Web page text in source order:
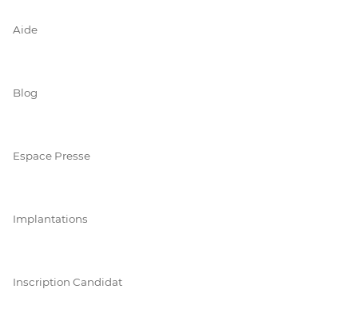
Aide
Blog
Espace Presse
Implantations
Inscription Candidat